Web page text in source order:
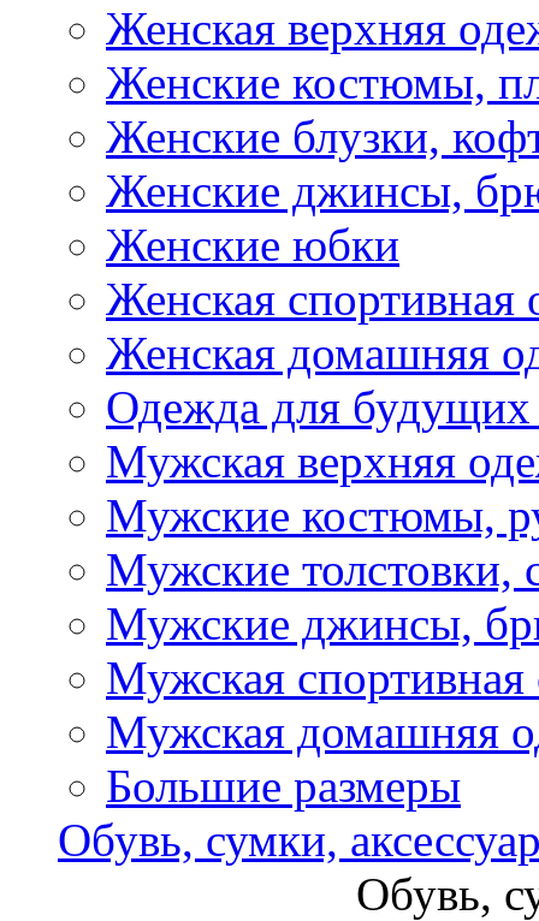
Женская верхняя
Женские костюмы,
Женские блузки,
Женские джинсы,
Женские юбки
Женская спортивная
Женская домашняя
Одежда для
Мужская верхняя
Мужские костюмы,
Мужские толстовки,
Мужские джинсы,
Мужская спортивная
Мужская домашняя
Большие размеры
Обувь, сумки,
Обувь,